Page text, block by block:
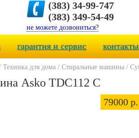
(383) 34-99-747
(383) 349-54-49
не можете дозвониться?
гарантия и сервис контакты
Техника для дома / Стиральные машины /
Asko TDC112 С
79000 р.